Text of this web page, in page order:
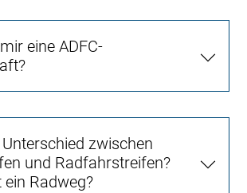
eine ADFC-
zwischen
und Radfahrstreifen?
Radweg?